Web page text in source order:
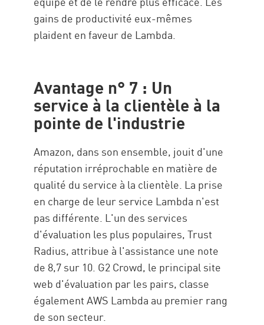
gains de productivité eux-mêmes
plaident en faveur de Lambda.
Avantage n° 7 : Un
service à la clientèle à la
pointe de l'industrie
Amazon, dans son ensemble, jouit d'une
réputation irréprochable en matière de
qualité du service à la clientèle. La prise
en charge de leur service Lambda n'est
pas différente. L'un des services
d'évaluation les plus populaires, Trust
Radius, attribue à l'assistance une note
de 8,7 sur 10. G2 Crowd, le principal site
web d'évaluation par les pairs, classe
également AWS Lambda au premier rang
de son secteur.